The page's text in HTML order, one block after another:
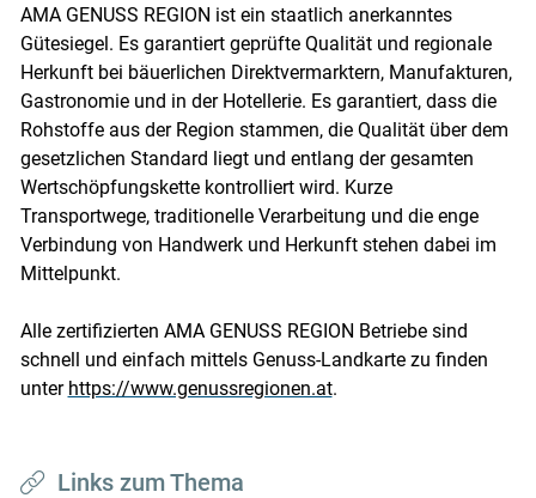
AMA GENUSS REGION ist ein staatlich anerkanntes
Gütesiegel. Es garantiert geprüfte Qualität und regionale
Herkunft bei bäuerlichen Direktvermarktern, Manufakturen,
Gastronomie und in der Hotellerie. Es garantiert, dass die
Rohstoffe aus der Region stammen, die Qualität über dem
gesetzlichen Standard liegt und entlang der gesamten
Wertschöpfungskette kontrolliert wird. Kurze
Transportwege, traditionelle Verarbeitung und die enge
Verbindung von Handwerk und Herkunft stehen dabei im
Mittelpunkt.
Alle zertifizierten AMA GENUSS REGION Betriebe sind
schnell und einfach mittels Genuss-Landkarte zu finden
unter https://www.genussregionen.at.
Links zum Thema